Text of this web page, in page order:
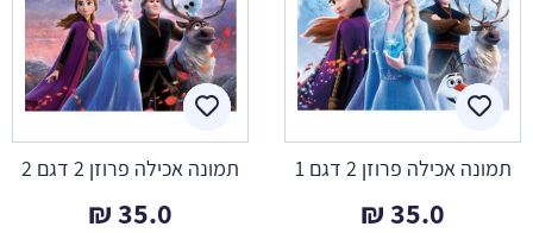
תמונה אכילה פרוזן 2 דגם 1
35.0
₪
תמונה אכילה פרוזן 2 דגם 2
35.0
₪